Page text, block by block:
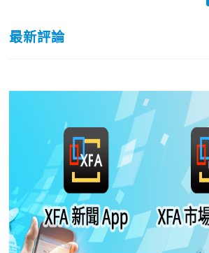
最新評論